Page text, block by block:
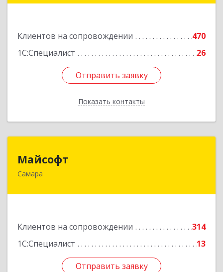
Клиентов на сопровождении
470
1С:Специалист
26
Отправить заявку
Показать контакты
Отправить заявку
Назад
Майсофт
Самара
Клиентов на сопровождении
314
1С:Специалист
13
Отправить заявку
443076, Самарская обл, Самара г, Партизанская
Отправить заявку